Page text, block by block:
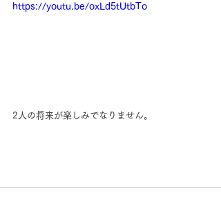
https://youtu.be/oxLd5tUtbTo
2人の将来が楽しみでなりません。